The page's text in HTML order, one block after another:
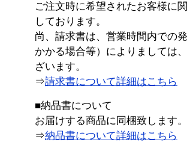
ご注文時に希望されたお客様に
しております。
尚、請求書は、営業時間内での
かかる場合等）によりましては
ざいます。
⇒請求書について詳細はこちら
■納品書について
お届けする商品に同梱致します。
⇒納品書について詳細はこちら